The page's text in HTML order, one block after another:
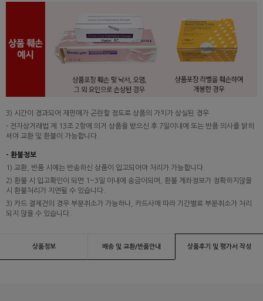
3) 시간이 경과되어 재판매가 곤란할 정도로 상품의 가치가 상실된 경우
- 전자상거래법 제 13조 2항에 의거 상품을 받으신 후 7일이내에 또는 반품 의사를 밝히
셔야 교환 및 환불이 가능합니다.
- 환불정보
1) 교환, 반품 시에는 반송하신 상품이 입고되어야 처리가 가능합니다.
2) 환불 시 입고확인이 되면 1~3일 이내에 송금이되며, 환불 계좌정보가 정확하지않을
시 환불처리가 지연될 수 있습니다.
3) 카드 결제건의 경우 부분취소가 가능하나, 카드사에 따라 기간별로 부분취소가 처리
되지 않을 수 있습니다.
상품정보 배송 및 교환/반품안내 상품후기 및 평가서 작성